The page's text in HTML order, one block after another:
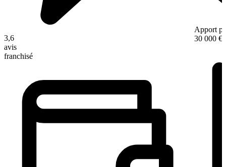
3,6
avis
franchisé
Apport
30 000 €